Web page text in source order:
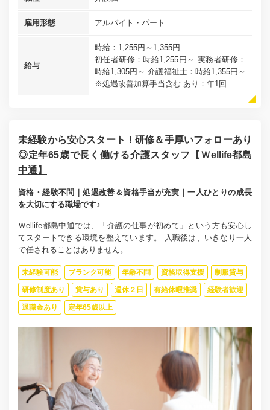
雇用形態 アルバイト・パート
給与
時給：1,255円～1,355円
初任者研修：時給1,255円～ 実務者研修：
時給1,305円～ 介護福祉士：時給1,355円～
※処遇改善加算手当含む あり：年1回
未経験から安心スタート！研修＆手厚いフォローあり
◎定年65歳で長く働ける介護スタッフ【Ｗellife都島
中通】
資格・経験不問｜処遇改善＆資格手当が充実｜一人ひとりの成長
を大切にする職場です♪
Ｗellife都島中通では、「介護の仕事が初めて」という方も安心し
てスタートできる環境を整えています。 入職後は、いきなり一人
で任されることはありません。...
未経験可能 ブランク可能 年齢不問 資格取得支援 制服貸与
研修制度あり 賞与あり 週休２日 有給休暇推奨 経験者歓迎
退職金あり 定年65歳以上